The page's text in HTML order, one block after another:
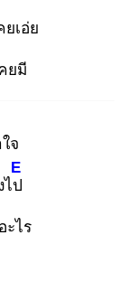
ยเอ่ย
ยมี
จ
ป
E
ะไร